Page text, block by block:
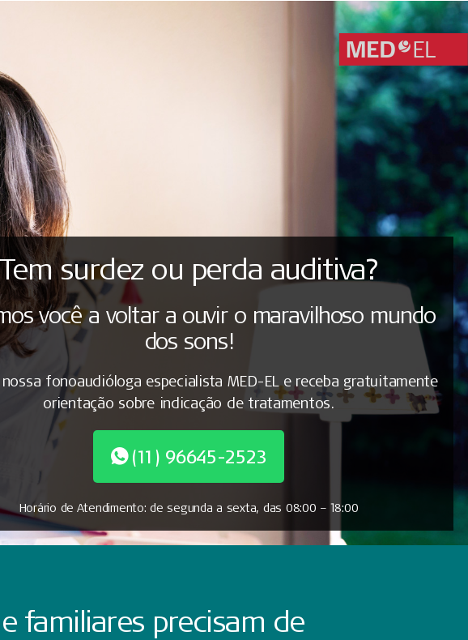
Tem surdez ou perda auditiva?
você a voltar a ouvir o maravilhoso mundo
dos sons!
nossa fonoaudióloga especialista MED-EL e receba gratuitamente
orientação sobre indicação de tratamentos.
(11) 96645-2523
Horário de Atendimento: de segunda a sexta, das 08:00 – 18:00
familiares precisam de